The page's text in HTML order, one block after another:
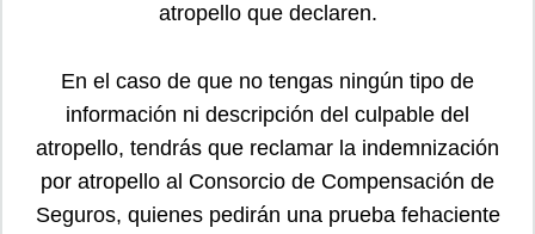
atropello que declaren.
En el caso de que no tengas ningún tipo de
información ni descripción del culpable del
atropello, tendrás que reclamar la indemnización
por atropello al Consorcio de Compensación de
Seguros, quienes pedirán una prueba fehaciente